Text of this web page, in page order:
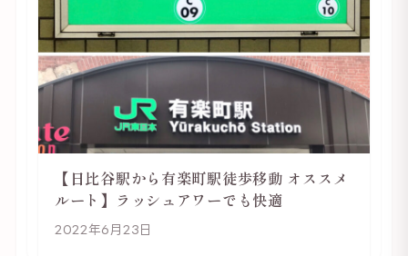
【日比谷駅から有楽町駅徒歩移動 オススメ
ルート】ラッシュアワーでも快適
2022年6月23日